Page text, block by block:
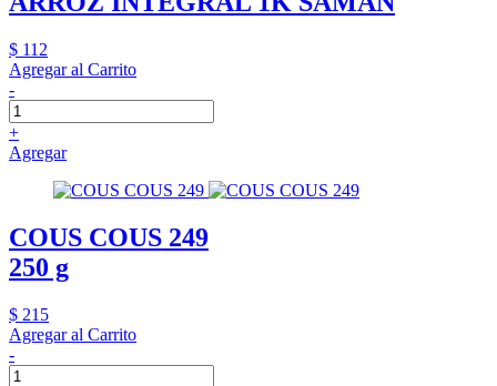
$ 112
Agregar al Carrito
-
+
Agregar
COUS COUS 249
250 g
$ 215
Agregar al Carrito
-